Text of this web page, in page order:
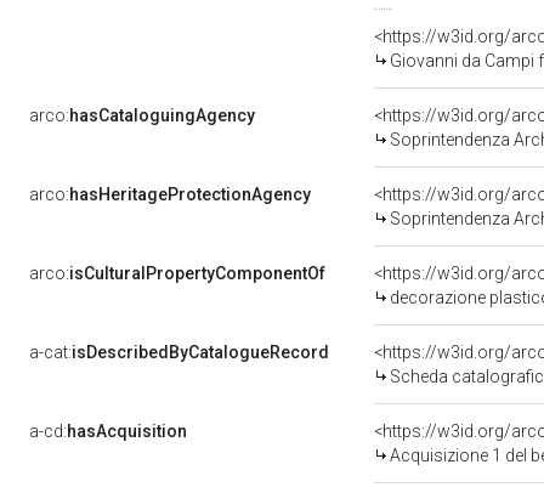
<https://w3id.org/
Giovanni da Campi
arco:hasCataloguingAgency
<https://w3id.org/
Soprintendenza
arco:hasHeritageProtectionAgency
<https://w3id.org/
Soprintendenza
arco:isCulturalPropertyComponentOf
<https://w3id.org/
decorazione plastico-
a-cat:isDescribedByCatalogueRecord
<https://w3id.org/
Scheda
a-cd:hasAcquisition
<https://w3id.org/
Acquisizione 1 del